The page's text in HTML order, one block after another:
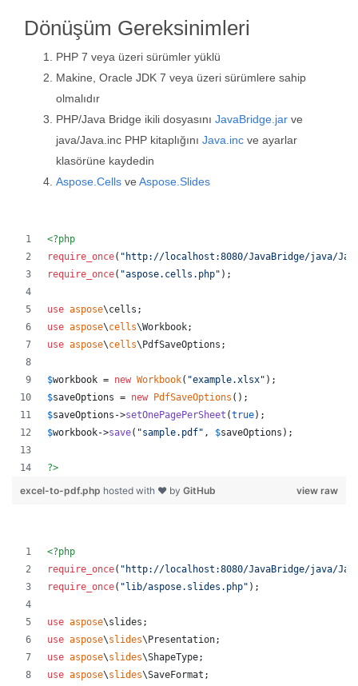
Dönüşüm Gereksinimleri
PHP 7 veya üzeri sürümler yüklü
Makine, Oracle JDK 7 veya üzeri sürümlere sahip
olmalıdır
PHP/Java Bridge ikili dosyasını JavaBridge.jar ve
java/Java.inc PHP kitaplığını Java.inc ve ayarlar
klasörüne kaydedin
Aspose.Cells ve Aspose.Slides
<?php
require_once( " http://localhost:8080/JavaBridge/java/
require_once( "aspose.cells.php" );
use aspose\cells ;
use aspose\cells\Workbook;
use aspose\cells\ PdfSaveOptions ;
$workbook = new Workbook( "example.xlsx" );
$saveOptions = new PdfSaveOptions ();
$saveOptions ->setOnePagePerSheet (true);
$workbook->save( "sample.pdf" , $saveOptions );
?>
view raw
excel-to-pdf.php hosted with ❤ by GitHub
<?php
require_once( " http://localhost:8080/JavaBridge/java/
require_once( " lib/aspose.slides.php" );
use aspose\slides ;
use aspose\slides\ Presentation;
use aspose\slides\ShapeType;
use aspose\slides\SaveFormat ;